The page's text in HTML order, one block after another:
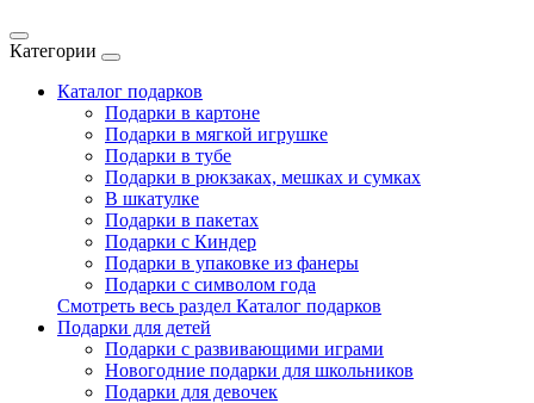
Категории
Каталог подарков
Подарки в картоне
Подарки в мягкой игрушке
Подарки в тубе
Подарки в рюкзаках, мешках и сумках
В шкатулке
Подарки в пакетах
Подарки с Киндер
Подарки в упаковке из фанеры
Подарки с символом года
Смотреть весь раздел Каталог подарков
Подарки для детей
Подарки с развивающими играми
Новогодние подарки для школьников
Подарки для девочек